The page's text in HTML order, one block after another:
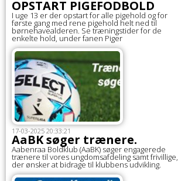
OPSTART PIGEFODBOLD
I uge 13 er der opstart for alle pigehold og for
første gang med rene pigehold helt ned til
børnehavealderen. Se træningstider for de
enkelte hold, under fanen Piger
17-03-2025 20:33:21
AaBK søger trænere.
Aabenraa Boldklub (AaBK) søger engagerede
trænere til vores ungdomsafdeling samt frivillige,
der ønsker at bidrage til klubbens udvikling.